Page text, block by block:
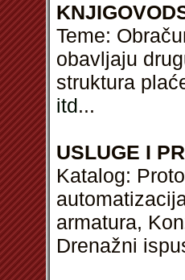
Teme:
obavljaju
struktura
itd...
USLUGE I
Katalog:
armatura,
Drenažni